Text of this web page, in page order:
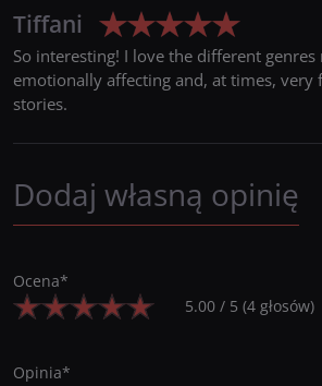
Tiffani
So interesting! I love the different genres
emotionally affecting and, at times, very
stories.
Dodaj własną opinię
Ocena*
5.00 / 5 (4 głosów)
Opinia*